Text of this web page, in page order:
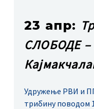
23 апр:
СЛОБОДЕ –
Удружење РВИ и
трибину поводом